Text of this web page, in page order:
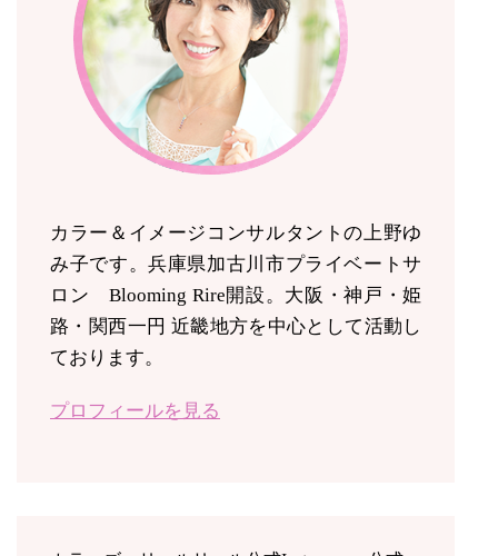
カラー＆イメージコンサルタントの上野ゆ
み子です。兵庫県加古川市プライベートサ
ロン Blooming Rire開設。 大阪・神戸・姫
路・関西一円 近畿地方を中心として活動し
ております。
プロフィールを見る